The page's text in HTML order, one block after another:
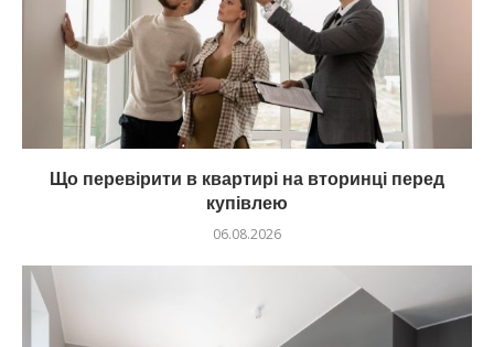
Що перевірити в квартирі на вторинці перед
купівлею
06.08.2026